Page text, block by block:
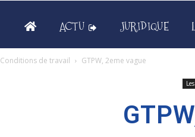
ACTU JURIDIQUE
Conditions de travail GTPW, 2eme vague